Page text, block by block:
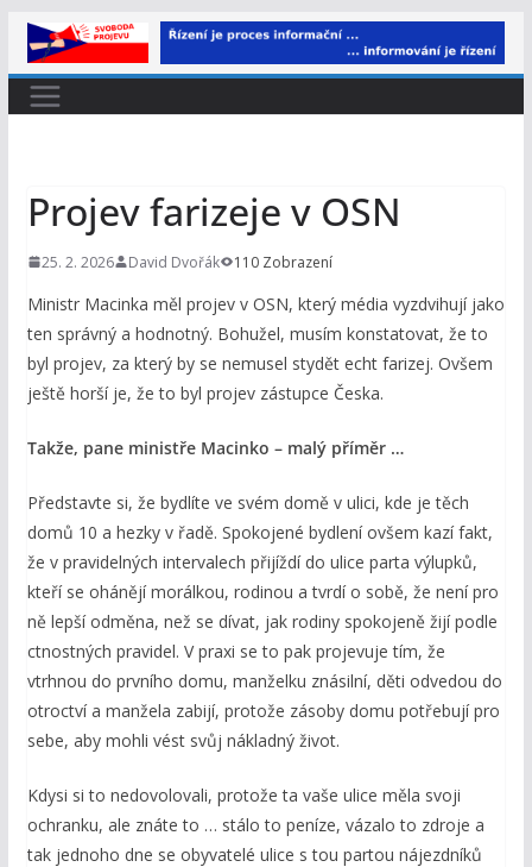
Přeskočit
na
obsah
Projev farizeje v OSN
25. 2. 2026 David Dvořák 110 Zobrazení
Ministr Macinka měl projev v OSN, který média vyzdvihují jako
ten správný a hodnotný. Bohužel, musím konstatovat, že to
byl projev, za který by se nemusel stydět echt farizej. Ovšem
ještě horší je, že to byl projev zástupce Česka.
Takže, pane ministře Macinko – malý příměr …
Představte si, že bydlíte ve svém domě v ulici, kde je těch
domů 10 a hezky v řadě. Spokojené bydlení ovšem kazí fakt,
že v pravidelných intervalech přijíždí do ulice parta výlupků,
kteří se ohánějí morálkou, rodinou a tvrdí o sobě, že není pro
ně lepší odměna, než se dívat, jak rodiny spokojeně žijí podle
ctnostných pravidel. V praxi se to pak projevuje tím, že
vtrhnou do prvního domu, manželku znásilní, děti odvedou do
otroctví a manžela zabijí, protože zásoby domu potřebují pro
sebe, aby mohli vést svůj nákladný život.
Kdysi si to nedovolovali, protože ta vaše ulice měla svoji
ochranku, ale znáte to … stálo to peníze, vázalo to zdroje a
tak jednoho dne se obyvatelé ulice s tou partou nájezdníků